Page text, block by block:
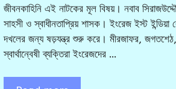
জীবনকাহিনি এই নাটকের মূল বিষয়। নবাব
সাহসী ও স্বাধীনতাপ্রিয় শাসক। ইংরেজ ইস্ট ইন্ডিয়া
দখলের জন্য ষড়যন্ত্র শুরু করে। মীরজাফর,
স্বার্থান্বেষী ব্যক্তিরা ইংরেজদের …